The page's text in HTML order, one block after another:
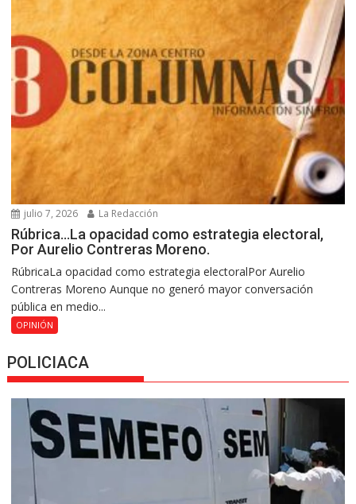
julio 7, 2026 La Redacción
Rúbrica…La opacidad como estrategia electoral,
Por Aurelio Contreras Moreno.
RúbricaLa opacidad como estrategia electoralPor Aurelio
Contreras Moreno Aunque no generó mayor conversación
pública en medio...
OPINIÓN
POLICIACA